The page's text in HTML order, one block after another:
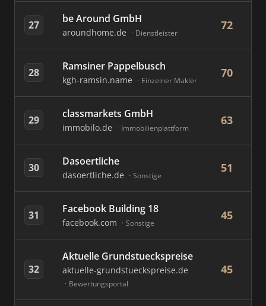
27 be Around GmbH
aroundhome.de Dienstleister
72
28 Ramsiner Pappelbusch
kgh-ramsin.name Einzelner Makler
70
29 classmarkets GmbH
immobilo.de Immobilienplattform
63
30 Dasoertliche
dasoertliche.de Sonstige
51
31 Facebook Building 18
facebook.com Sonstige
45
32
Aktuelle Grundstueckspreise
aktuelle-grundstueckspreise.de
Bewertungsportal
45